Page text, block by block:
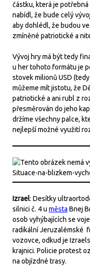
částku, která je
nabídl, že bude celý
aby dohlédl, že budou
zmíněné patriotické a
Vývoj hry má být tedy
u her tohoto formátu je
stovek milionů USD
můžeme mít jistotu, že
patriotické a ani rubl z
přesměrován do jeho
držíme všechny palce,
nejlepší možné využití
Izrael: Desítky
silnici č. 4 u města Bnej
osob vyhýbajících se
radikální Jeruzalémské
vozovce, odkud je
krajnici. Policie protest
na objízdné trasy.